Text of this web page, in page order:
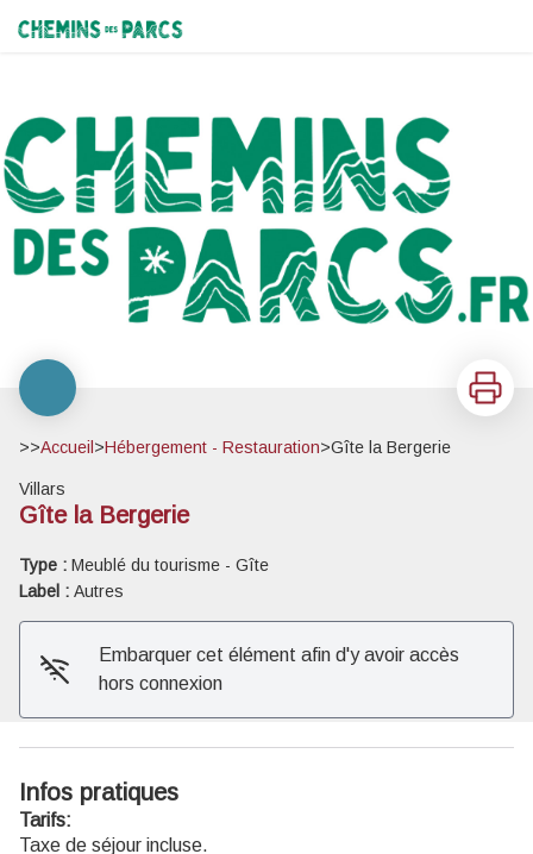
Chemins des Parcs
Voir l'image en plein écran
Imprimer
>>Accueil >Hébergement - Restauration>Gîte la Bergerie
Villars
Gîte la Bergerie
Type : Meublé du tourisme - Gîte
Label : Autres
Embarquer cet élément afin d'y avoir accès
hors connexion
Infos pratiques
Tarifs:
Taxe de séjour incluse.